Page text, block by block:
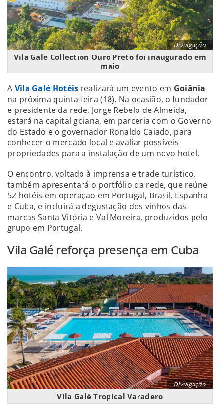
Divulgação
Vila Galé Collection Ouro Preto foi inaugurado em
maio
A Vila Galé Hotéis realizará um evento em Goiânia
na próxima quinta-feira (18). Na ocasião, o fundador
e presidente da rede, Jorge Rebelo de Almeida,
estará na capital goiana, em parceria com o Governo
do Estado e o governador Ronaldo Caiado, para
conhecer o mercado local e avaliar possíveis
propriedades para a instalação de um novo hotel.
O encontro, voltado à imprensa e trade turístico,
também apresentará o portfólio da rede, que reúne
52 hotéis em operação em Portugal, Brasil, Espanha
e Cuba, e incluirá a degustação dos vinhos das
marcas Santa Vitória e Val Moreira, produzidos pelo
grupo em Portugal.
Vila Galé reforça presença em Cuba
Divulgação
Vila Galé Tropical Varadero